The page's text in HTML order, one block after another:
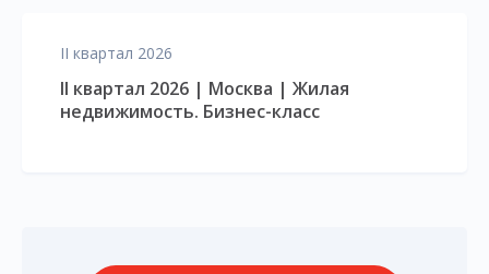
II квартал 2026
II квартал 2026 | Москва | Жилая
недвижимость. Бизнес-класс